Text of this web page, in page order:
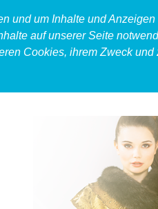
und um Inhalte und
auf unserer Seite
Cookies, ihrem Zweck